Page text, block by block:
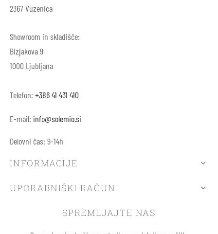
2367 Vuzenica
Showroom in skladišče:
Bizjakova 9
1000 Ljubljana
Telefon: +386 41 431 410
E-mail: info@solemio.si
Delovni čas: 9-14h
INFORMACIJE
UPORABNIŠKI RAČUN
SPREMLJAJTE NAS